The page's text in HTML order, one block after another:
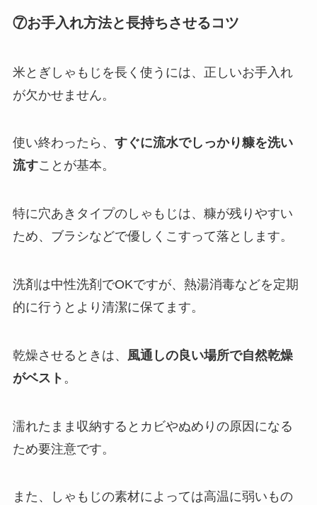
⑦お手入れ方法と長持ちさせるコツ
米とぎしゃもじを長く使うには、正しいお手入れ
が欠かせません。
使い終わったら、 すぐに流水でしっかり糠を洗い
流すことが基本。
特に穴あきタイプのしゃもじは、糠が残りやすい
ため、ブラシなどで優しくこすって落とします。
洗剤は中性洗剤でOKですが、熱湯消毒などを定期
的に行うとより清潔に保てます。
乾燥させるときは、
風通しの良い場所で自然乾燥
がベスト 。
濡れたまま収納するとカビやぬめりの原因になる
ため要注意です。
また、しゃもじの素材によっては高温に弱いもの